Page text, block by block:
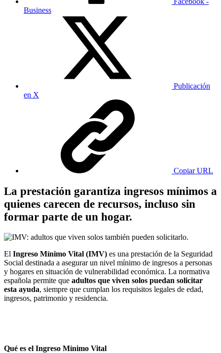
Business
Publicación
en X
Copiar URL
La prestación garantiza ingresos mínimos a
quienes carecen de recursos, incluso sin
formar parte de un hogar.
El Ingreso Mínimo Vital (IMV) es una prestación de la Seguridad
Social destinada a asegurar un nivel mínimo de ingresos a personas
y hogares en situación de vulnerabilidad económica. La normativa
española permite que adultos que viven solos puedan solicitar
esta ayuda, siempre que cumplan los requisitos legales de edad,
ingresos, patrimonio y residencia.
Qué es el Ingreso Mínimo Vital